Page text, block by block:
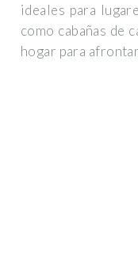
ideales para
como cabañas de
hogar para